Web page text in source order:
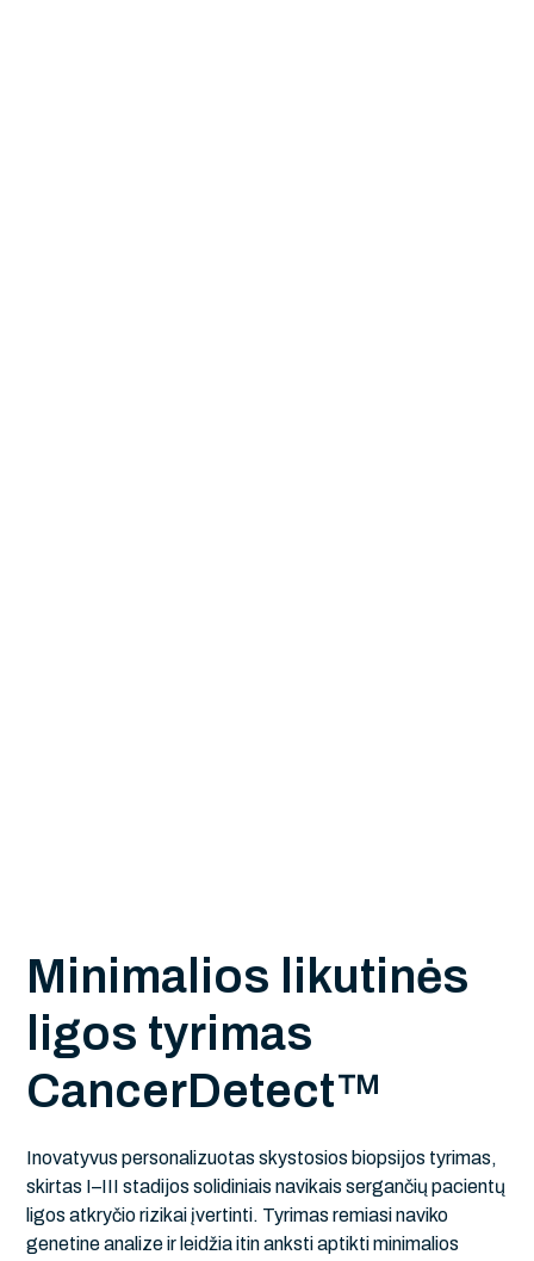
Minima ios i kutinės
igos tyrimas
CancerDetect™
Inovatyvus personalizuotas skystosios biopsijos tyrimas,
skirtas I–III stadijos solidiniais navikais sergančių pacientų
ligos atkryčio rizikai įvertinti. Tyrimas remiasi naviko
genetine analize ir leidžia itin anksti aptikti minimalios